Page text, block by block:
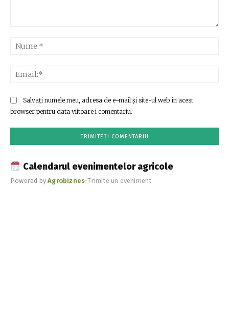
Salvați numele meu, adresa de e-mail și site-ul web în acest
browser pentru data viitoare i comentariu.
Calendarul evenimentelor agricole
Powered byAgrobiznes•Trimite un eveniment